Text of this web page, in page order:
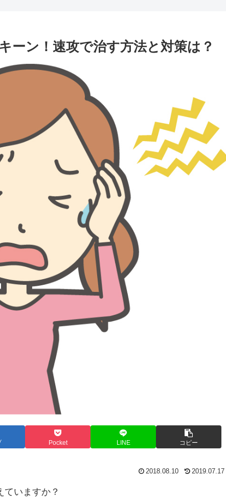
ーン！速攻で治す方法と対策は？
Pocket LINE コピー
2018.08.10 2019.07.17
いますか？